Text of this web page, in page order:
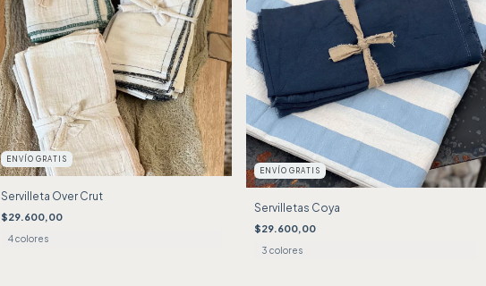
ENVÍO GRATIS
Servilleta Over Crut
$29.600,00
4 colores
ENVÍO GRATIS
Servilletas Coya
$29.600,00
3 colores